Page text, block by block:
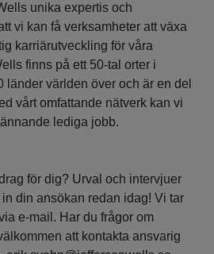
unika expertis och
vi kan få verksamheter att växa
karriärutveckling för våra
finns på ett 50-tal orter i
länder världen över och är en del
vårt omfattande nätverk kan vi
lediga jobb.
för dig? Urval och intervjuer
din ansökan redan idag! Vi tar
e-mail. Har du frågor om
att kontakta ansvarig